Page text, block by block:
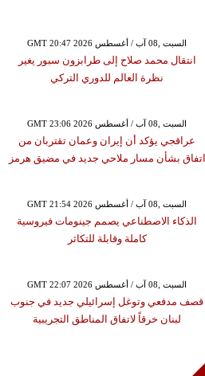
GMT 20:47 2026 السبت ,08 آب / أغسطس
انتقال محمد صلاح إلى طرابزون سبور يغير
نظرة العالم للدوري التركي
GMT 23:06 2026 السبت ,08 آب / أغسطس
عراقجي يؤكد أن إيران وعمان تقتربان من
اتفاق بشأن مسار ملاحي جديد في مضيق هرمز
GMT 21:54 2026 السبت ,08 آب / أغسطس
الذكاء الاصطناعي يصمم جينومات فيروسية
كاملة وقابلة للتكاثر
GMT 22:07 2026 السبت ,08 آب / أغسطس
قصف مدفعي وتوغل إسرائيلي جديد في جنوب
لبنان خرقاً لاتفاق المناطق التجريبية